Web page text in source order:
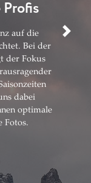
auf die
Bei der
der Fokus
dabei
optimale
Fotos.